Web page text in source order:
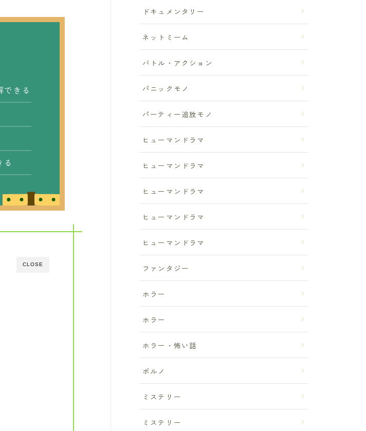
できる
CLOSE
ドキュメンタリー
ネットミーム
バトル・アクション
パニックモノ
パーティー追放モノ
ヒューマンドラマ
ヒューマンドラマ
ヒューマンドラマ
ヒューマンドラマ
ヒューマンドラマ
ファンタジー
ホラー
ホラー
ホラー・怖い話
ポルノ
ミステリー
ミステリー